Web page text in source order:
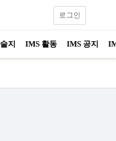
지 IMS 활동 IMS 공지
로그인